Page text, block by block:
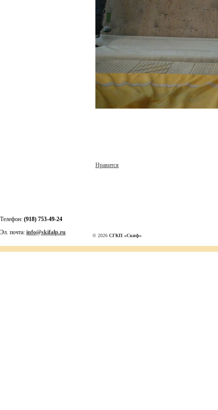
Нравится
Телефон: (918) 753-49-24
Эл. почта: info@skifalp.ru © 2026 СГКП «Скиф»